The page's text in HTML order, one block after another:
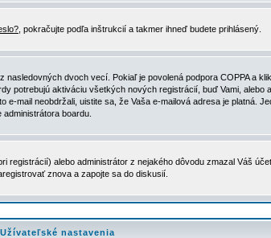
, pokračujte podľa inštrukcií a takmer ihneď budete prihlásený.
dvoch vecí. Pokiaľ je povolená podpora COPPA a
aktiváciu všetkých nových registrácií, buď Vami,
mail neobdržali, uistite sa, že Vaša e-mailová adresa je platná.
boardu.
alebo administrátor z nejakého dôvodu zmazal Váš
znova a zapojte sa do diskusií.
Užívateľské nastavenia